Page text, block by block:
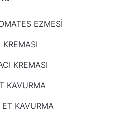
EZMESİ
KREMASI
KREMASI
KAVURMA
ET KAVURMA